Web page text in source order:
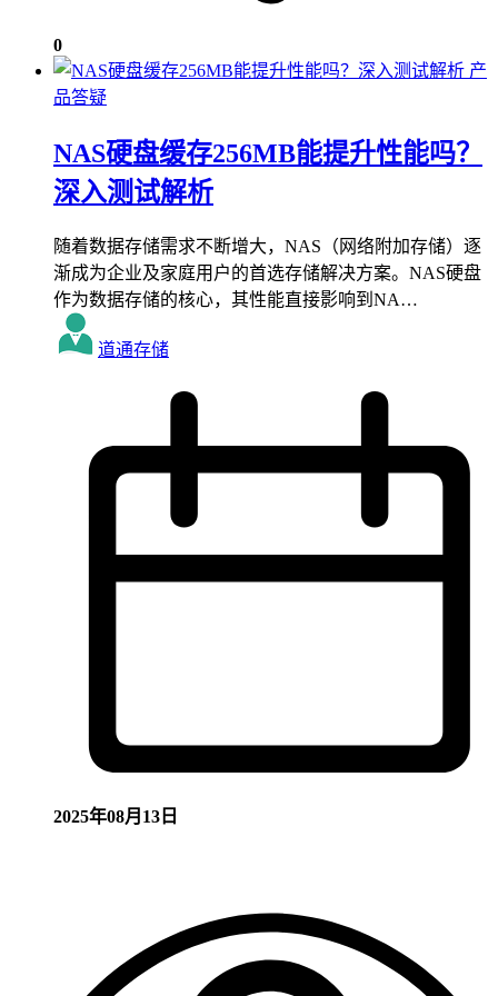
0
产
品答疑
NAS硬盘缓存256MB能提升性能吗？
深入测试解析
随着数据存储需求不断增大，NAS（网络附加存储）逐
渐成为企业及家庭用户的首选存储解决方案。NAS硬盘
作为数据存储的核心，其性能直接影响到NA…
道通存储
2025年08月13日